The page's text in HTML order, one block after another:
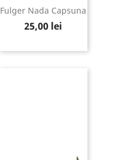
Fulger Nada Capsuna
Pret
25,00 lei